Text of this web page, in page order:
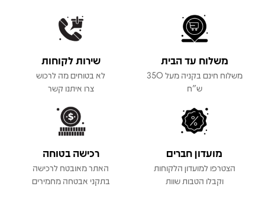
משלוח עד הבית
משלוח חינם בקניה מעל 350
ש"ח
שירות לקוחות
לא בטוחים מה לרכוש
צרו איתנו קשר
מועדון חברים
הצטרפו למועדון הלקוחות
וקבלו הטבות שוות
רכישה בטוחה
האתר מאובטח לרכישה
בתקני אבטחה מחמירים